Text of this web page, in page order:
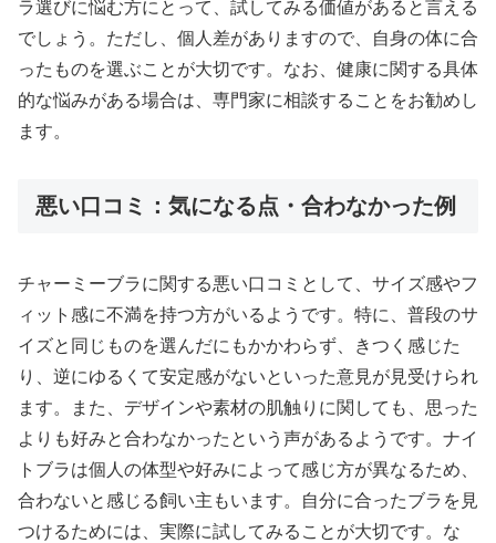
ラ選びに悩む方にとって、試してみる価値があると言える
でしょう。ただし、個人差がありますので、自身の体に合
ったものを選ぶことが大切です。なお、健康に関する具体
的な悩みがある場合は、専門家に相談することをお勧めし
ます。
悪い口コミ：気になる点・合わなかった例
チャーミーブラに関する悪い口コミとして、サイズ感やフ
ィット感に不満を持つ方がいるようです。特に、普段のサ
イズと同じものを選んだにもかかわらず、きつく感じた
り、逆にゆるくて安定感がないといった意見が見受けられ
ます。また、デザインや素材の肌触りに関しても、思った
よりも好みと合わなかったという声があるようです。ナイ
トブラは個人の体型や好みによって感じ方が異なるため、
合わないと感じる飼い主もいます。自分に合ったブラを見
つけるためには、実際に試してみることが大切です。な